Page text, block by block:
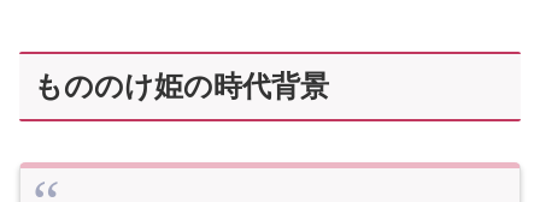
もののけ姫の時代背景